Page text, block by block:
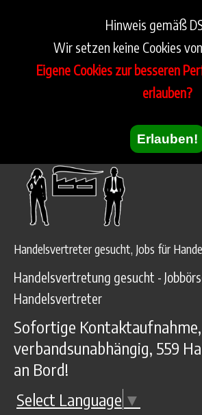
Hinweis gemäß
Wir setzen keine Cookies
Eigene Cookies zur besseren
erlauben?
Erlauben!
Handelsvertreter gesucht, Jobs für
Handelsvertretung gesucht -
Handelsvertreter
Sofortige Kontaktaufnahme,
verbandsunabhängig, 559
an Bord!
Select Language ▼